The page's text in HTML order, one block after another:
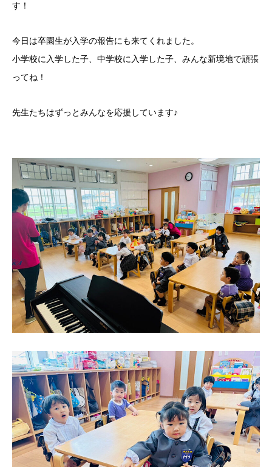
す！
今日は卒園生が入学の報告にも来てくれました。
小学校に入学した子、中学校に入学した子、みんな新境地で頑張
ってね！
先生たちはずっとみんなを応援しています♪